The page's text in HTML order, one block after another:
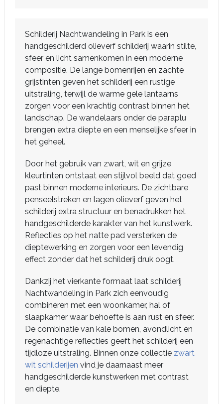
Schilderij Nachtwandeling in Park is een
handgeschilderd olieverf schilderij waarin stilte,
sfeer en licht samenkomen in een moderne
compositie. De lange bomenrijen en zachte
grijstinten geven het schilderij een rustige
uitstraling, terwijl de warme gele lantaarns
zorgen voor een krachtig contrast binnen het
landschap. De wandelaars onder de paraplu
brengen extra diepte en een menselijke sfeer in
het geheel.
Door het gebruik van zwart, wit en grijze
kleurtinten ontstaat een stijlvol beeld dat goed
past binnen moderne interieurs. De zichtbare
penseelstreken en lagen olieverf geven het
schilderij extra structuur en benadrukken het
handgeschilderde karakter van het kunstwerk.
Reflecties op het natte pad versterken de
dieptewerking en zorgen voor een levendig
effect zonder dat het schilderij druk oogt.
Dankzij het vierkante formaat laat schilderij
Nachtwandeling in Park zich eenvoudig
combineren met een woonkamer, hal of
slaapkamer waar behoefte is aan rust en sfeer.
De combinatie van kale bomen, avondlicht en
regenachtige reflecties geeft het schilderij een
tijdloze uitstraling. Binnen onze collectie zwart
wit schilderijen vind je daarnaast meer
handgeschilderde kunstwerken met contrast
en diepte.